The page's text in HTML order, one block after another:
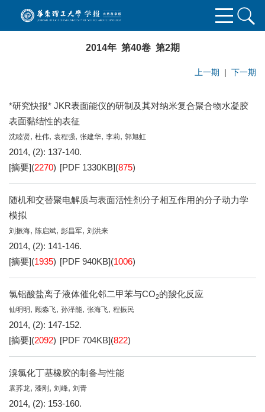
2014年 第40卷 第2期
上一期 | 下一期
*研究快报* JKR表面能仪的研制及其对纳米复合聚合物水凝胶
表面黏结性的表征
沈睦贤, 杜伟, 袁程强, 张建华, 李莉, 郭旭虹
2014, (2): 137-140.
[摘要](2270) [PDF 1330KB](875)
随机和交替聚电解质与表面活性剂分子相互作用的分子动力学
模拟
刘振海, 陈启斌, 彭昌军, 刘洪来
2014, (2): 141-146.
[摘要](1935) [PDF 940KB](1006)
氯铝酸盐离子液体催化邻二甲苯与CO2的羧化反应
仙明明 , 顾淼飞, 孙泽能, 张海飞, 程振民
2014, (2): 147-152.
[摘要](2092) [PDF 704KB](822)
溴氯化丁基橡胶的制备与性能
袁荞龙, 漆刚 , 刘峰, 刘青
2014, (2): 153-160.